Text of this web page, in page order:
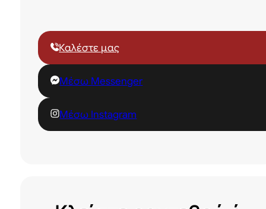
Καλέστε μας
Μέσω Messenger
Μέσω Instagram